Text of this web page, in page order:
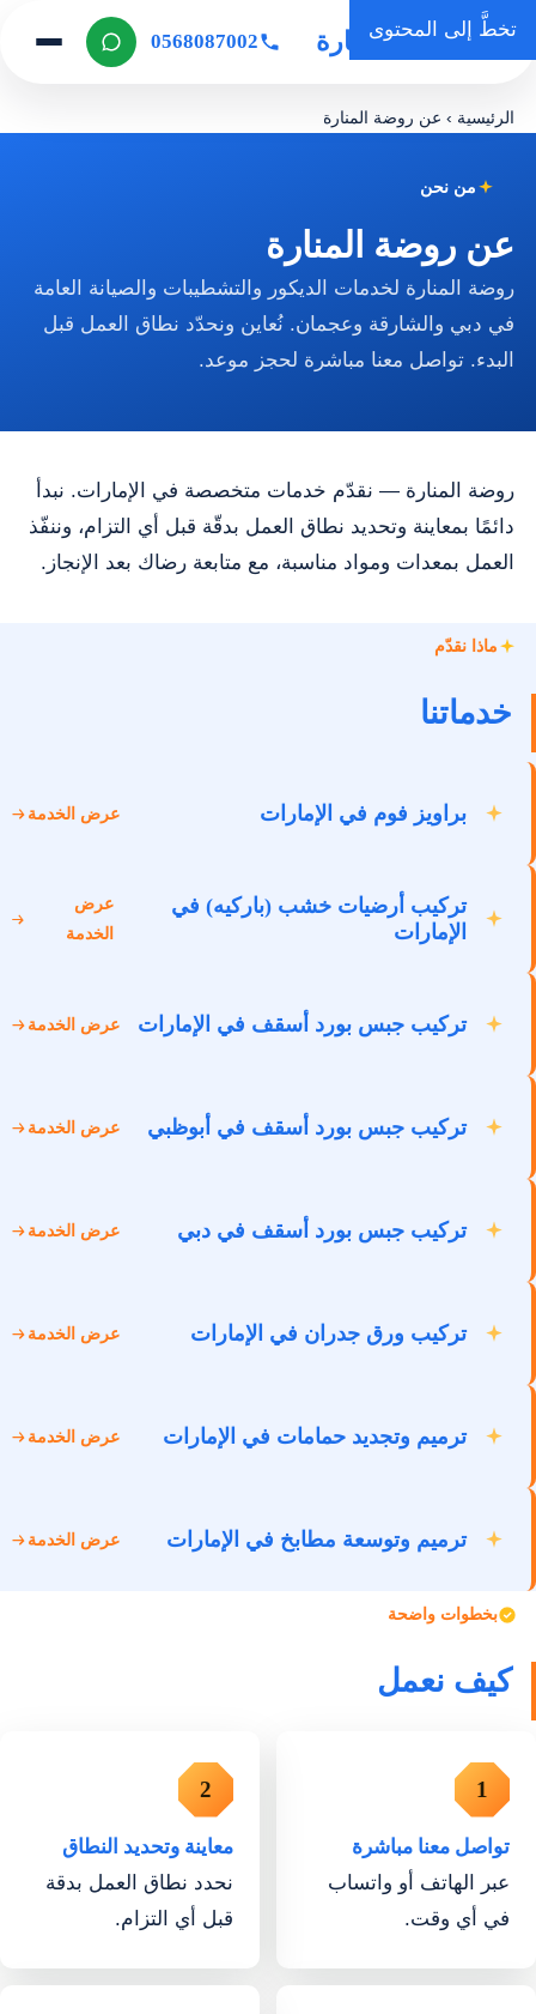
تخطَّ إلى المحتوى
روضة المنارة 0568087002
الرئيسية ›عن روضة المنارة
من نحن
عن روضة المنارة
روضة المنارة لخدمات الديكور والتشطيبات والصيانة العامة
في دبي والشارقة وعجمان. نُعاين ونحدّد نطاق العمل قبل
البدء. تواصل معنا مباشرة لحجز موعد.
روضة المنارة — نقدّم خدمات متخصصة في الإمارات. نبدأ
دائمًا بمعاينة وتحديد نطاق العمل بدقّة قبل أي التزام، وننفّذ
العمل بمعدات ومواد مناسبة، مع متابعة رضاك بعد الإنجاز.
ماذا نقدّم
خدماتنا
براويز فوم في الإمارات عرض الخدمة
تركيب أرضيات خشب (باركيه) في
الإمارات
عرض
الخدمة
تركيب جبس بورد أسقف في الإمارات عرض الخدمة
تركيب جبس بورد أسقف في أبوظبي عرض الخدمة
تركيب جبس بورد أسقف في دبي عرض الخدمة
تركيب ورق جدران في الإمارات عرض الخدمة
ترميم وتجديد حمامات في الإمارات عرض الخدمة
ترميم وتوسعة مطابخ في الإمارات عرض الخدمة
بخطوات واضحة
كيف نعمل
تواصل معنا مباشرة
عبر الهاتف أو واتساب
في أي وقت.
معاينة وتحديد النطاق
نحدد نطاق العمل بدقة
قبل أي التزام.